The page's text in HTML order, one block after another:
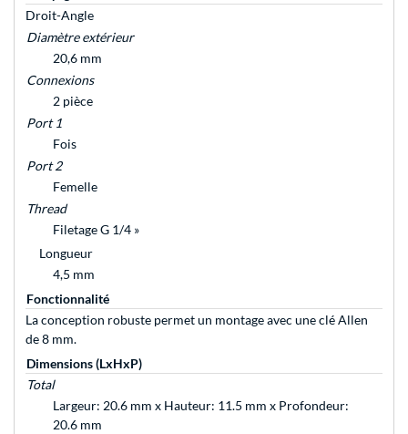
Droit-Angle
Diamètre extérieur
20,6 mm
Connexions
2 pièce
Port 1
Fois
Port 2
Femelle
Thread
Filetage G 1/4 »
Longueur
4,5 mm
Fonctionnalité
La conception robuste permet un montage avec une clé Allen
de 8 mm.
Dimensions (LxHxP)
Total
Largeur: 20.6 mm x Hauteur: 11.5 mm x Profondeur:
20.6 mm